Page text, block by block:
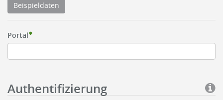
Beispieldaten
Portal
Authentifizierung